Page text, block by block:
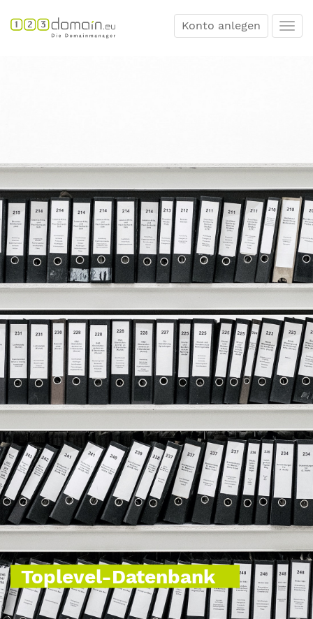
Konto anlegen
Toplevel-Datenbank